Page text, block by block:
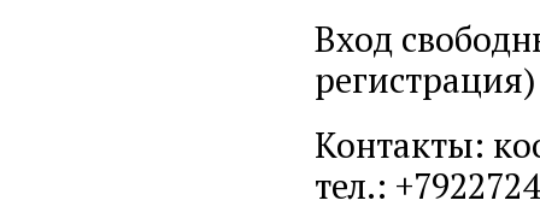
Вход
регистрация)
Контакты:
тел.: